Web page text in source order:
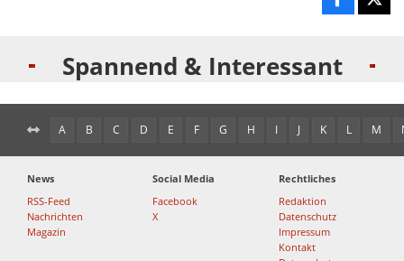
Spannend & Interessant
A B C D E F G H I J K L M
News
RSS-Feed
Nachrichten
Magazin
Social Media
Facebook
X
Rechtliches
Redaktion
Datenschutz
Impressum
Kontakt